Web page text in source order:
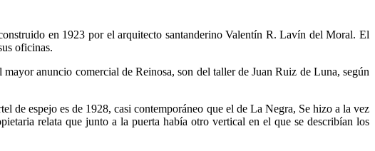
en 1923 por el arquitecto santanderino Valentín R. Lavín del Moral. El
oficinas.
anuncio comercial de Reinosa, son del taller de Juan Ruiz de Luna, según
espejo es de 1928, casi contemporáneo que el de La Negra, Se hizo a la vez
relata que junto a la puerta había otro vertical en el que se describían los